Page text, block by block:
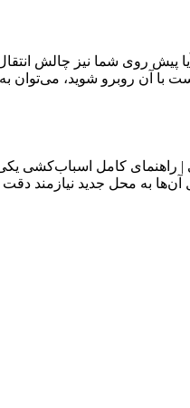
آیا پیش روی شما نیز چالش
با آن روبرو شوید، می‌توان
| راهنمای کامل اسباب‌کشی
آن‌ها به محل جدید